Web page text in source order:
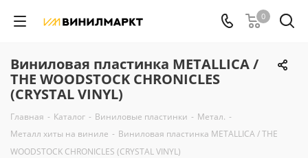
0
Виниловая пластинка METALLICA /
THE WOODSTOCK CHRONICLES
(CRYSTAL VINYL)
Главная - Каталог - Виниловые пластинки - Метал. -
Металл хиты на виниле - Виниловая пластинка METALLICA / THE
WOODSTOCK CHRONICLES (CRYSTAL VINYL)